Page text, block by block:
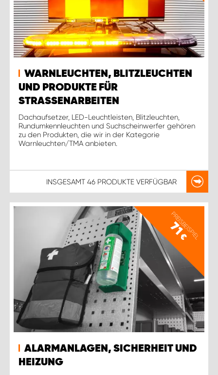
WARNLEUCHTEN, BLITZLEUCHTEN
UND PRODUKTE FÜR
STRASSENARBEITEN
Dachaufsetzer, LED-Leuchtleisten, Blitzleuchten,
Rundumkennleuchten und Suchscheinwerfer gehören
zu den Produkten, die wir in der Kategorie
Warnleuchten/TMA anbieten.
INSGESAMT 46 PRODUKTE VERFÜGBAR
PREISBEISPIEL
71
€
ALARMANLAGEN, SICHERHEIT UND
HEIZUNG